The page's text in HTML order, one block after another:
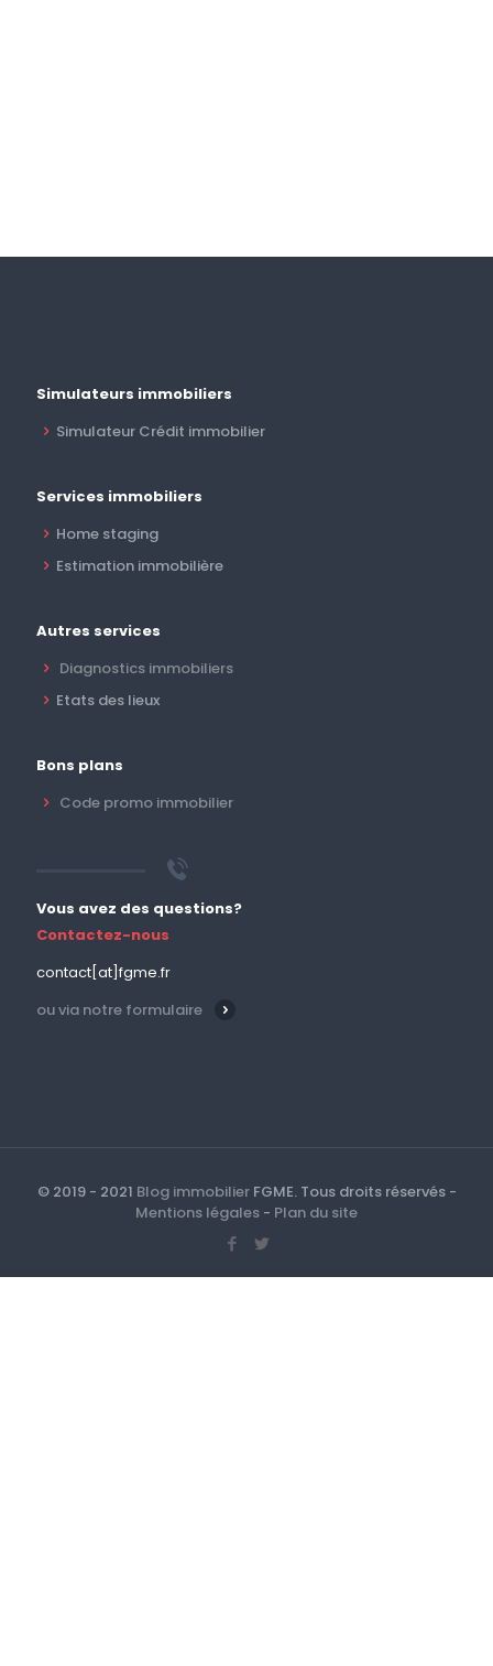
Simulateurs immobiliers
Simulateur Crédit immobilier
Services immobiliers
Home staging
Estimation immobilière
Autres services
Diagnostics immobiliers
Etats des lieux
Bons plans
Code promo immobilier
Vous avez des questions?
Contactez-nous
contact[at]fgme.fr
ou via notre formulaire
© 2019 - 2021 Blog immobilierFGME. Tous droits réservés -
Mentions légales - Plan du site